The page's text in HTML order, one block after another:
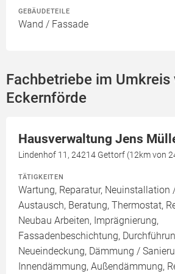
GEBÄUDETEILE
Wand / Fassade
Fachbetriebe im Umkreis
Eckernförde
Hausverwaltung Jens
Lindenhof 11, 24214 Gettorf (12km von
TÄTIGKEITEN
Wartung, Reparatur, Neuinstallation
Austausch, Beratung, Thermostat,
Neubau Arbeiten, Imprägnierung,
Fassadenbeschichtung,
Neueindeckung, Dämmung /
Innendämmung, Außendämmung,